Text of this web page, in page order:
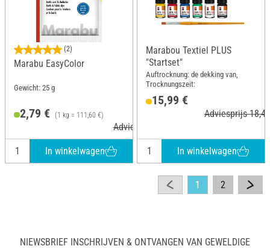
(2)
Marabu EasyColor
Gewicht: 25 g
2,79 € (1 kg = 111,60 €)
Adviesprijs 3,45 €
In winkelwagen
Marabou Textiel PLUS
"Startset"
Auftrocknung: de dekking van,
Trocknungszeit:
15,99 €
Adviesprijs
In winkelwagen
1 2
NIEWSBRIEF INSCHRIJVEN & ONTVANGEN VAN GEWELDIGE